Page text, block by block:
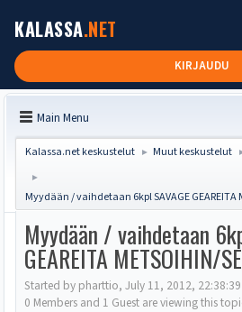
KALASSA.NET
KIRJAUDU
Main Menu
Kalassa.net keskustelut ► Muut keskustelut
►
Myydään / vaihdetaan 6kpl SAVAGE GEAREITA
Myydään / vaihdetaan
GEAREITA METSOIHIN/
Started by pharttio, July 11, 2012, 22:38:39
0 Members and 1 Guest are viewing this